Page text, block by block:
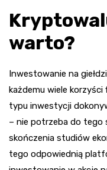
warto?
Inwestowanie na
każdemu wiele
typu inwestycji
– nie potrzeba do tego
skończenia studiów
tego odpowiednią